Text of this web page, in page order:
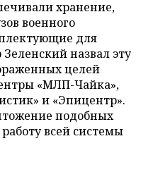
хранение,
военного
для
назвал эту
целей
«МЛП-Чайка»,
и «Эпицентр».
подобных
всей системы